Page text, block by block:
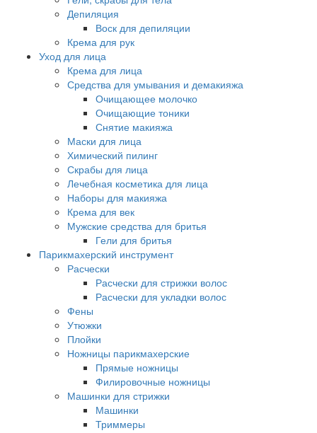
Депиляция
Воск для депиляции
Крема для рук
Уход для лица
Крема для лица
Средства для умывания и демакияжа
Очищающее молочко
Очищающие тоники
Снятие макияжа
Маски для лица
Химический пилинг
Скрабы для лица
Лечебная косметика для лица
Наборы для макияжа
Крема для век
Мужские средства для бритья
Гели для бритья
Парикмахерский инструмент
Расчески
Расчески для стрижки волос
Расчески для укладки волос
Фены
Утюжки
Плойки
Ножницы парикмахерские
Прямые ножницы
Филировочные ножницы
Машинки для стрижки
Машинки
Триммеры